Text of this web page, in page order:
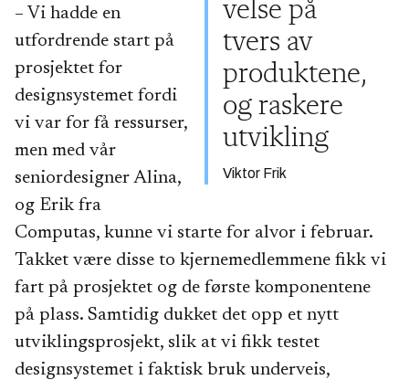
velse på
tvers av
produktene,
og raskere
utvikling
Viktor Frik
– Vi hadde en
utfordrende start på
prosjektet for
designsystemet fordi
vi var for få ressurser,
men med vår
seniordesigner Alina,
og Erik fra
Computas, kunne vi starte for alvor i februar.
Takket være disse to kjernemedlemmene fikk vi
fart på prosjektet og de første komponentene
på plass. Samtidig dukket det opp et nytt
utviklingsprosjekt, slik at vi fikk testet
designsystemet i faktisk bruk underveis,